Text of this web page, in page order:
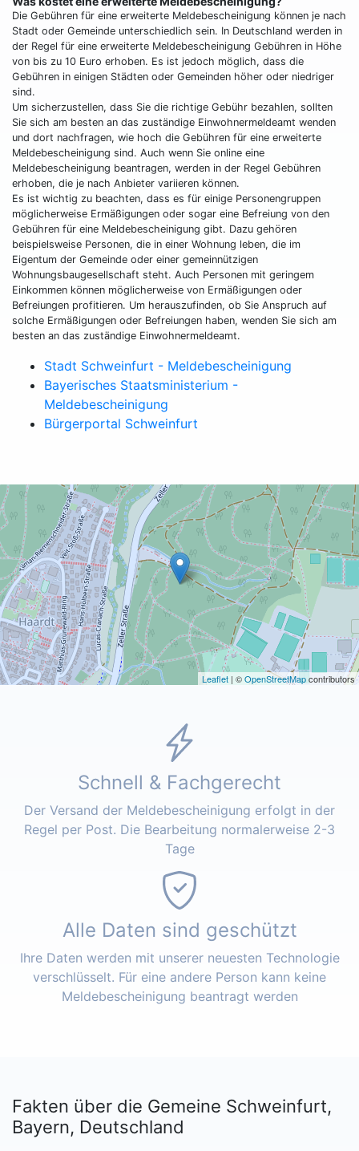
Die Gebühren für eine erweiterte Meldebescheinigung können je nach
Stadt oder Gemeinde unterschiedlich sein. In Deutschland werden in
der Regel für eine erweiterte Meldebescheinigung Gebühren in Höhe
von bis zu 10 Euro erhoben. Es ist jedoch möglich, dass die
Gebühren in einigen Städten oder Gemeinden höher oder niedriger
sind.
Um sicherzustellen, dass Sie die richtige Gebühr bezahlen, sollten
Sie sich am besten an das zuständige Einwohnermeldeamt wenden
und dort nachfragen, wie hoch die Gebühren für eine erweiterte
Meldebescheinigung sind. Auch wenn Sie online eine
Meldebescheinigung beantragen, werden in der Regel Gebühren
erhoben, die je nach Anbieter variieren können.
Es ist wichtig zu beachten, dass es für einige Personengruppen
möglicherweise Ermäßigungen oder sogar eine Befreiung von den
Gebühren für eine Meldebescheinigung gibt. Dazu gehören
beispielsweise Personen, die in einer Wohnung leben, die im
Eigentum der Gemeinde oder einer gemeinnützigen
Wohnungsbaugesellschaft steht. Auch Personen mit geringem
Einkommen können möglicherweise von Ermäßigungen oder
Befreiungen profitieren. Um herauszufinden, ob Sie Anspruch auf
solche Ermäßigungen oder Befreiungen haben, wenden Sie sich am
besten an das zuständige Einwohnermeldeamt.
Stadt Schweinfurt - Meldebescheinigung
Bayerisches Staatsministerium -
Meldebescheinigung
Bürgerportal Schweinfurt
Leaflet | ©OpenStreetMapcontributors
Schnell & Fachgerecht
Der Versand der Meldebescheinigung erfolgt in der
Regel per Post. Die Bearbeitung normalerweise 2-3
Tage
Alle Daten sind geschützt
Ihre Daten werden mit unserer neuesten Technologie
verschlüsselt. Für eine andere Person kann keine
Meldebescheinigung beantragt werden
Fakten über die Gemeine Schweinfurt,
Bayern, Deutschland